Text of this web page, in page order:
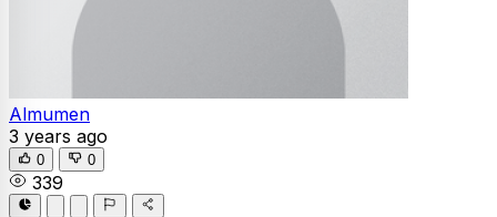
Almumen
3 years ago
0 0
339